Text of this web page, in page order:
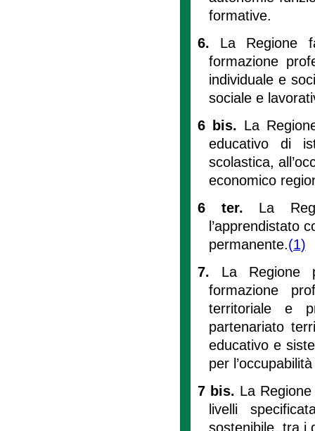
formative.
6. La Regione
formazione
individuale e
sociale e
6 bis. La
educativo di
scolastica,
economico
6 ter. La
l’apprendistato
permanente.(1)
7. La Regione
formazione
territoriale e
partenariato
educativo e
per
7 bis. La
livelli
sostenibile, tra i